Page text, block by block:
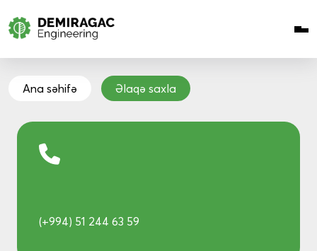
Ana səhifə Əlaqə saxla
(+994) 51 244 63 59